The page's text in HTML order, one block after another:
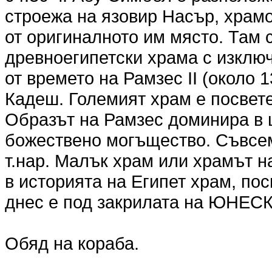
строежа на язовир Насър,
от оригиналното им място. Там
древноегипетски храма с
от времето на Рамзес ІІ (около
Кадеш. Големият храм е
Образът на Рамзес доминира в
божествено могъщество.
т.нар. Малък храм или храмът
в историята на Египет храм,
днес е под закрилата на
Обяд на кораба.